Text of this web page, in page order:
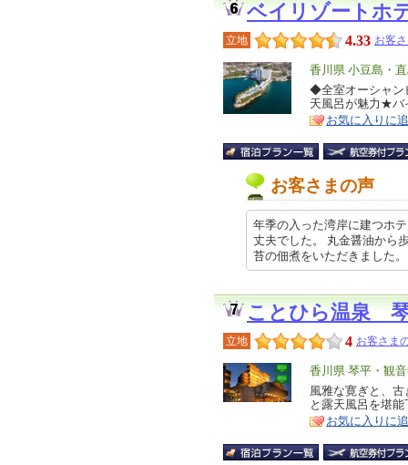
ベイリゾートホ
立地 4.33 お客
エ
リ
ア
香川県 小豆島・
特
徴
◆全室オーシャン
天風呂が魅力★バ
お気に入りに
お客さまの声
年季の入った湾岸に建つホ
丈夫でした。 丸金醤油から
苔の佃煮をいただきました
ことひら温泉
立地 4 お客さま
エ
リ
ア
香川県 琴平・観
特
徴
風雅な寛ぎと、
と露天風呂を堪能
お気に入りに